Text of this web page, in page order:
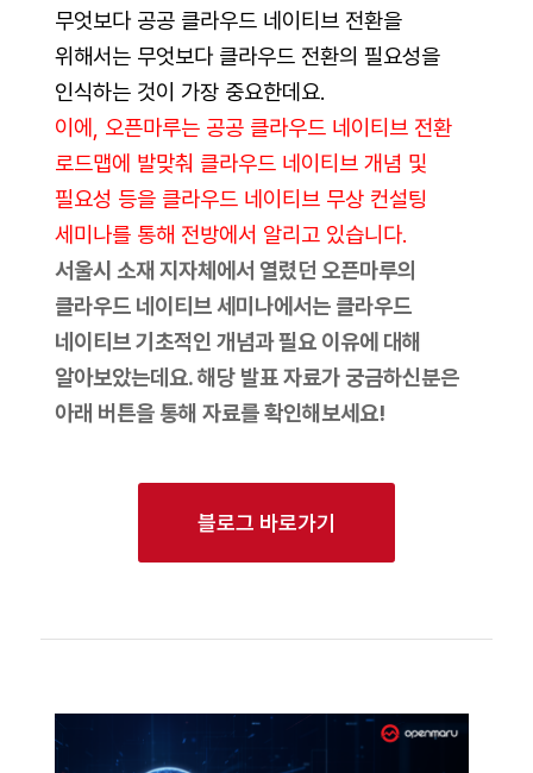
무엇보다 공공 클라우드 네이티브 전환을
위해서는 무엇보다 클라우드 전환의 필요성을
인식하는 것이 가장 중요한데요.
이에, 오픈마루는 공공 클라우드 네이티브 전환
로드맵에 발맞춰 클라우드 네이티브 개념 및
필요성 등을 클라우드 네이티브 무상 컨설팅
세미나를 통해 전방에서 알리고 있습니다.
서울시 소재 지자체에서 열렸던 오픈마루의
클라우드 네이티브 세미나에서는 클라우드
네이티브 기초적인 개념과 필요 이유에 대해
알아보았는데요. 해당 발표 자료가 궁금하신분은
아래 버튼을 통해 자료를 확인해보세요!
블로그 바로가기